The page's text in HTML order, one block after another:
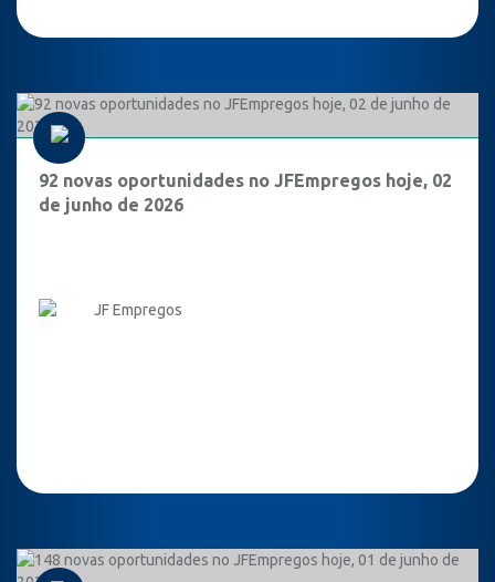
92 novas oportunidades no JFEmpregos hoje, 02
de junho de 2026
JF Empregos